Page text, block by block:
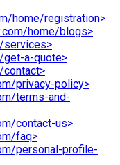
home/registration>
home/blogs>
services>
get-a-quote>
contact>
privacy-policy>
terms-and-
contact-us>
faq>
personal-profile-